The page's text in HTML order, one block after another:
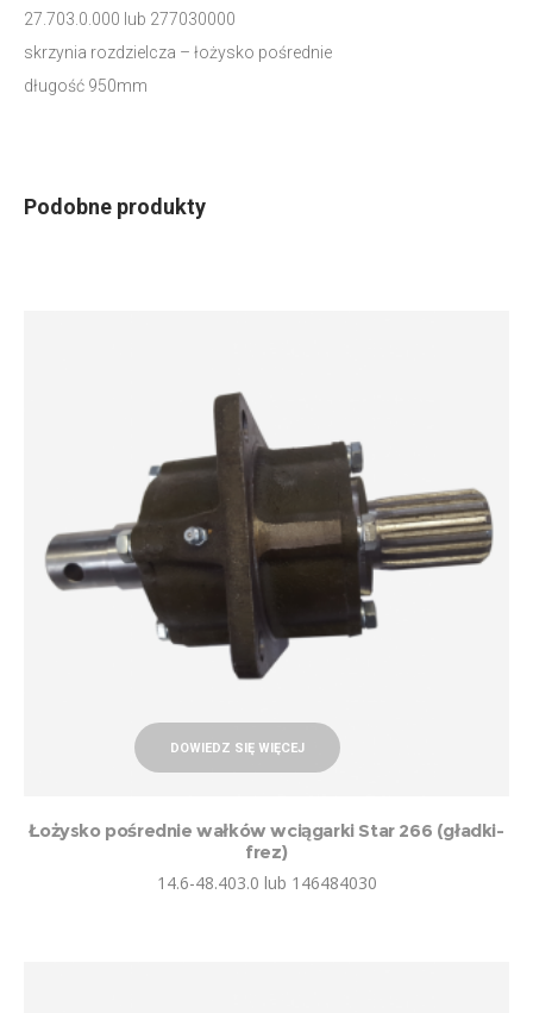
27.703.0.000 lub 277030000
skrzynia rozdzielcza – łożysko pośrednie
długość 950mm
Podobne produkty
DOWIEDZ SIĘ WIĘCEJ
Łożysko pośrednie wałków wciągarki Star 266 (gładki-
frez)
14.6-48.403.0 lub 146484030